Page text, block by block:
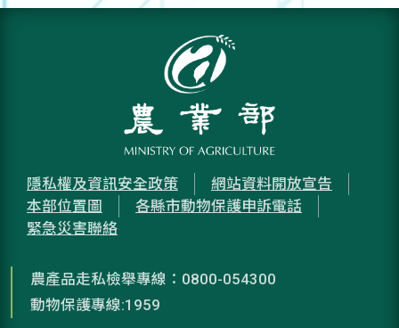
隱私權及資訊安全政策
網站資料開放宣告
本部位置圖
各縣市動物保護申訴電話
緊急災害聯絡
農產品走私檢舉專線：0800-054300
動物保護專線:1959